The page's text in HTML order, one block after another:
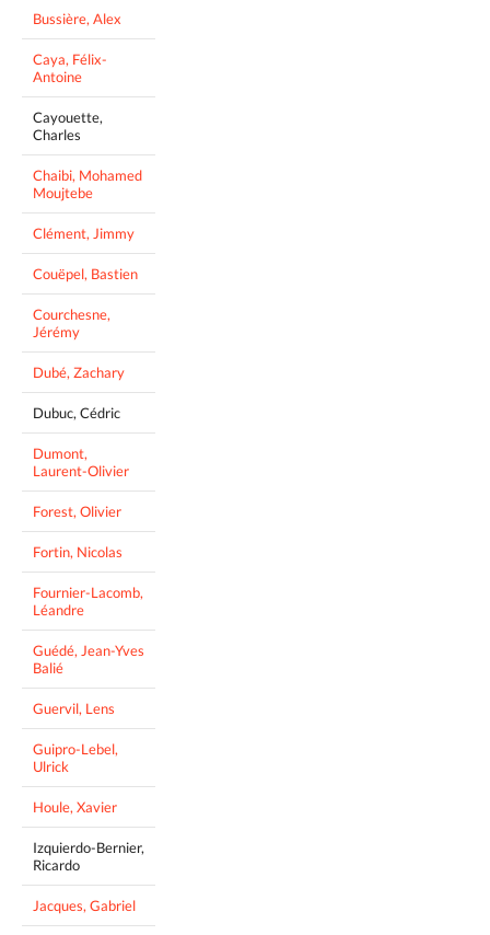
Bussière, Alex
Caya, Félix-
Antoine
Cayouette,
Charles
Chaibi, Mohamed
Moujtebe
Clément, Jimmy
Couëpel, Bastien
Courchesne,
Jérémy
Dubé, Zachary
Dubuc, Cédric
Dumont,
Laurent-Olivier
Forest, Olivier
Fortin, Nicolas
Fournier-Lacomb,
Léandre
Guédé, Jean-Yves
Balié
Guervil, Lens
Guipro-Lebel,
Ulrick
Houle, Xavier
Izquierdo-Bernier,
Ricardo
Jacques, Gabriel